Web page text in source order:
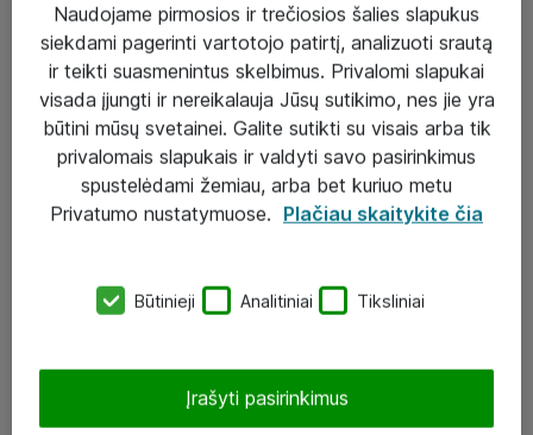
Paslaugos
Sprendimai
Įgyvendinti projektai
Atea ekspertų patarimai verslui
eShop@atea.lt
Naudojame pirmosios ir trečiosios šalies slapukus
siekdami pagerinti vartotojo patirtį, analizuoti srautą
ir teikti suasmenintus skelbimus. Privalomi slapukai
visada įjungti ir nereikalauja Jūsų sutikimo, nes jie yra
būtini mūsų svetainei. Galite sutikti su visais arba tik
privalomais slapukais ir valdyti savo pasirinkimus
spustelėdami žemiau, arba bet kuriuo metu
Privatumo nustatymuose. Plačiau skaitykite čia
Būtinieji Analitiniai Tiksliniai
Įrašyti pasirinkimus